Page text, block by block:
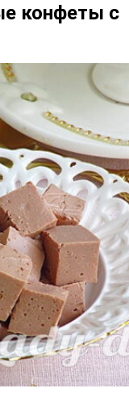
конфеты с